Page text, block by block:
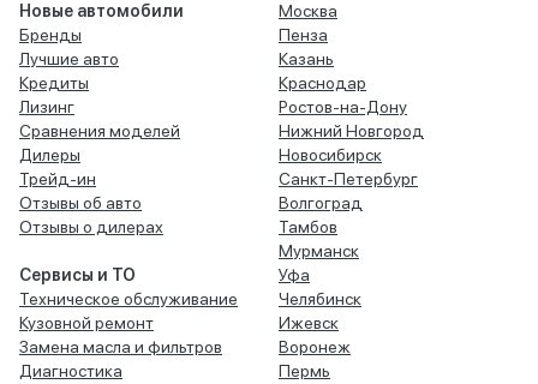
Новые автомобили
Бренды
Лучшие авто
Кредиты
Лизинг
Сравнения моделей
Дилеры
Трейд-ин
Отзывы об авто
Отзывы о дилерах
Сервисы и ТО
Техническое обслуживание
Кузовной ремонт
Замена масла и фильтров
Диагностика
Москва
Пенза
Казань
Краснодар
Ростов-на-Дону
Нижний Новгород
Новосибирск
Санкт-Петербург
Волгоград
Тамбов
Мурманск
Уфа
Челябинск
Ижевск
Воронеж
Пермь